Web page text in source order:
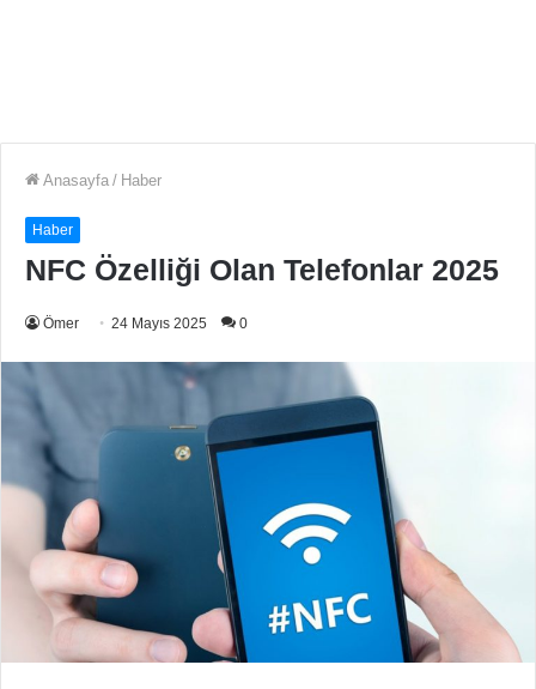
Anasayfa / Haber
Haber
NFC Özelliği Olan Telefonlar 2025
Ömer 24 Mayıs 2025 0